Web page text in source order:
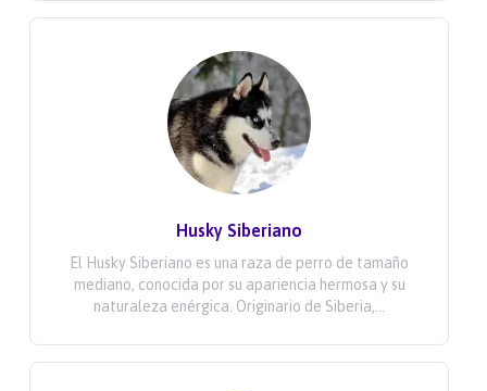
Husky Siberiano
El Husky Siberiano es una raza de perro de tamaño
mediano, conocida por su apariencia hermosa y su
naturaleza enérgica. Originario de Siberia,...